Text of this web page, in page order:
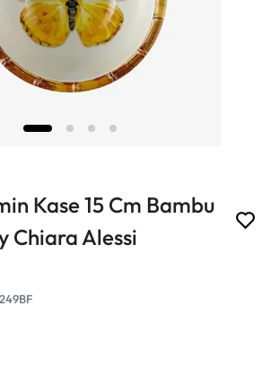
Kase 15 Cm Bambu
Chiara Alessi